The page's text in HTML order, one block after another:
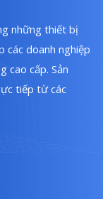
những thiết bị
các doanh nghiệp
cao cấp. Sản
tiếp từ các